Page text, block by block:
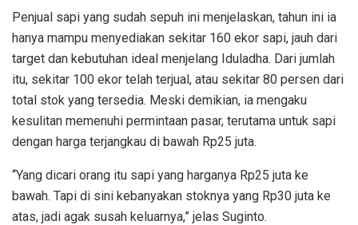
Penjual sapi yang sudah sepuh ini menjelaskan, tahun ini ia
hanya mampu menyediakan sekitar 160 ekor sapi, jauh dari
target dan kebutuhan ideal menjelang Iduladha. Dari jumlah
itu, sekitar 100 ekor telah terjual, atau sekitar 80 persen dari
total stok yang tersedia. Meski demikian, ia mengaku
kesulitan memenuhi permintaan pasar, terutama untuk sapi
dengan harga terjangkau di bawah Rp25 juta.
“Yang dicari orang itu sapi yang harganya Rp25 juta ke
bawah. Tapi di sini kebanyakan stoknya yang Rp30 juta ke
atas, jadi agak susah keluarnya,” jelas Suginto.